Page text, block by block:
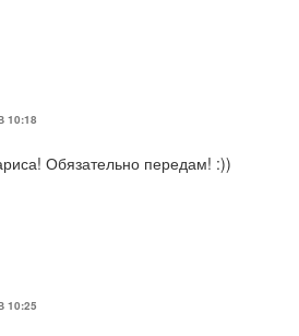
10:18
Обязательно передам! :))
10:25